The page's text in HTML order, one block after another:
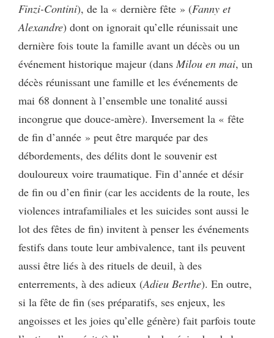
Finzi-Contini), de la « dernière fête » (Fanny et
Alexandre) dont on ignorait qu’elle réunissait une
dernière fois toute la famille avant un décès ou un
événement historique majeur (dans Milou en mai, un
décès réunissant une famille et les événements de
mai 68 donnent à l’ensemble une tonalité aussi
incongrue que douce-amère). Inversement la « fête
de fin d’année » peut être marquée par des
débordements, des délits dont le souvenir est
douloureux voire traumatique. Fin d’année et désir
de fin ou d’en finir (car les accidents de la route, les
violences intrafamiliales et les suicides sont aussi le
lot des fêtes de fin) invitent à penser les événements
festifs dans toute leur ambivalence, tant ils peuvent
aussi être liés à des rituels de deuil, à des
enterrements, à des adieux (Adieu Berthe). En outre,
si la fête de fin (ses préparatifs, ses enjeux, les
angoisses et les joies qu’elle génère) fait parfois toute